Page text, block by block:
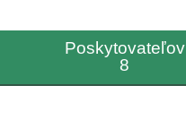
Poskytovateľov
8